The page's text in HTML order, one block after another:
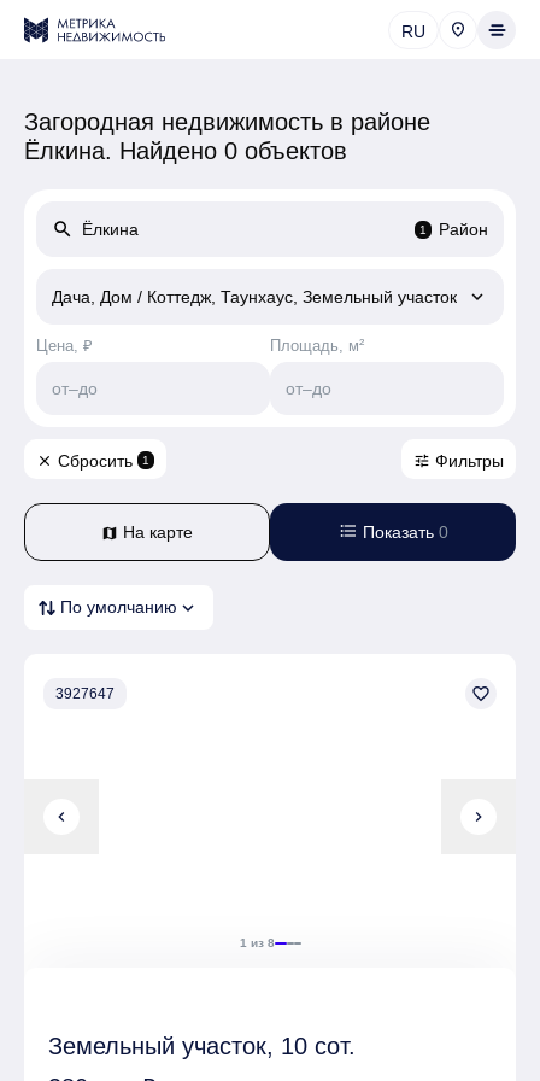
RU
Загородная недвижимость в районе
Ёлкина. Найдено 0 объектов
search 1 Район
Дача, Дом / Коттедж, Таунхаус, Земельный участок keyboard_arrow_down
Цена, ₽
от–до
Площадь, м²
от–до
close Сбросить 1 tune Фильтры
map На карте format_list_bulleted Показать 0
По умолчанию expand_more
chevron_left chevron_right
1 из 8
3927647 favorite_border
Земельный участок, 10 сот.